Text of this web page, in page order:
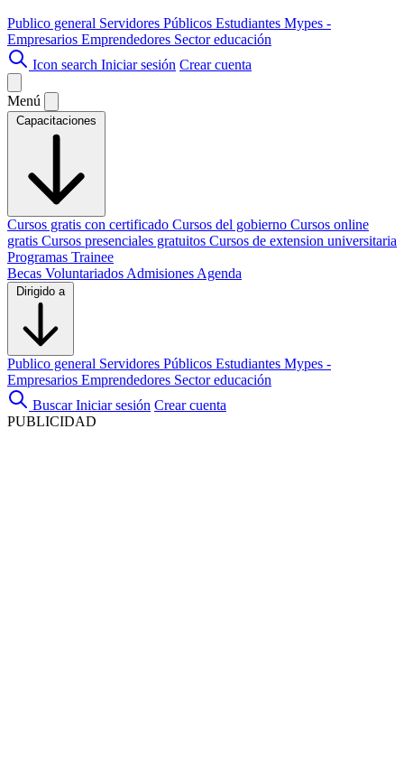
Publico general Servidores Públicos Estudiantes Mypes -
Empresarios Emprendedores Sector educación
Icon search Iniciar sesión Crear cuenta
Menú
Capacitaciones
Cursos gratis con certificado Cursos del gobierno Cursos online
gratis Cursos presenciales gratuitos Cursos de extension universitaria
Programas Trainee
Becas Voluntariados Admisiones Agenda
Dirigido a
Publico general Servidores Públicos Estudiantes Mypes -
Empresarios Emprendedores Sector educación
Buscar Iniciar sesión Crear cuenta
PUBLICIDAD